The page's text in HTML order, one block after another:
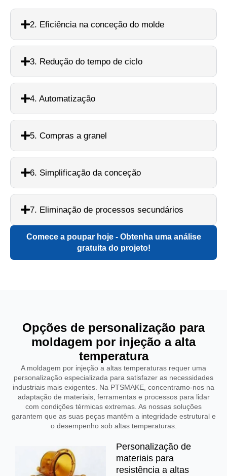
2. Eficiência na conceção do molde
3. Redução do tempo de ciclo
4. Automatização
5. Compras a granel
6. Simplificação da conceção
7. Eliminação de processos secundários
Comece a poupar hoje - Obtenha uma análise
gratuita do projeto!
Opções de personalização para
moldagem por injeção a alta
temperatura
A moldagem por injeção a altas temperaturas requer uma
personalização especializada para satisfazer as necessidades
industriais mais exigentes. Na PTSMAKE, concentramo-nos na
adaptação de materiais, ferramentas e processos para lidar
com condições térmicas extremas. As nossas soluções
garantem que as suas peças mantêm a integridade estrutural e
o desempenho sob altas temperaturas.
Personalização de
materiais para
resistência a altas